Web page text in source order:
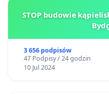
STOP budowie
3 656 podpisów
47 Podpisy / 24 godzin
10 Jul 2024